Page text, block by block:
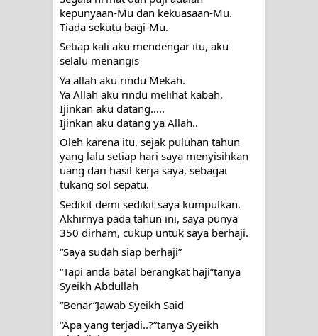
kepunyaan-Mu dan kekuasaan-Mu.
Tiada sekutu bagi-Mu.
Setiap kali aku mendengar itu, aku
selalu menangis
Ya allah aku rindu Mekah.
Ya Allah aku rindu melihat kabah.
Ijinkan aku datang…..
Ijinkan aku datang ya Allah..
Oleh karena itu, sejak puluhan tahun
yang lalu setiap hari saya menyisihkan
uang dari hasil kerja saya, sebagai
tukang sol sepatu.
Sedikit demi sedikit saya kumpulkan.
Akhirnya pada tahun ini, saya punya
350 dirham, cukup untuk saya berhaji.
“Saya sudah siap berhaji”
“Tapi anda batal berangkat haji”tanya
Syeikh Abdullah
“Benar”Jawab Syeikh Said
“Apa yang terjadi..?”tanya Syeikh